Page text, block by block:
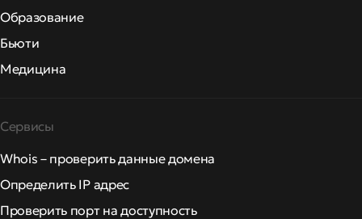
Образование
Бьюти
Медицина
Сервисы
Whois – проверить данные домена
Определить IP адрес
Проверить порт на доступность